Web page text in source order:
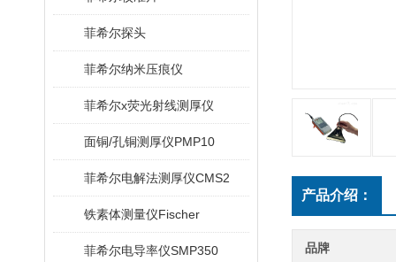
菲希尔探头
菲希尔纳米压痕仪
菲希尔x荧光射线测厚仪
面铜/孔铜测厚仪PMP10
菲希尔电解法测厚仪CMS2
铁素体测量仪Fischer
菲希尔电导率仪SMP350
产品介绍：
品牌